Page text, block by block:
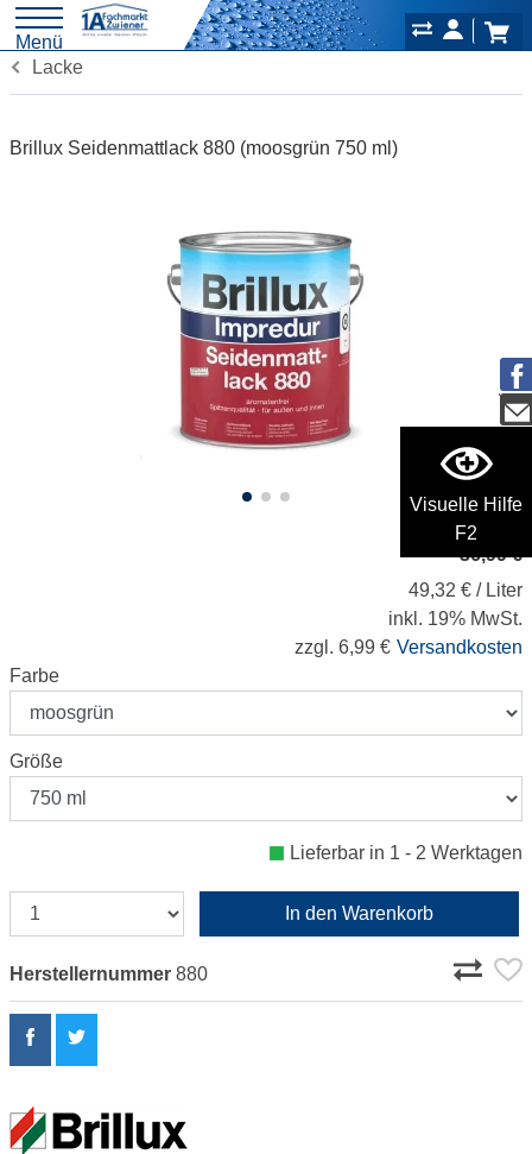
Visuelle Hilfe
F2
Menü
Lacke
Brillux Seidenmattlack 880 (moosgrün 750 ml)
36,99 €
49,32 € / Liter
inkl. 19% MwSt.
zzgl. 6,99 € Versandkosten
Farbe
Größe
Lieferbar in 1 - 2 Werktagen
In den Warenkorb
Herstellernummer 880